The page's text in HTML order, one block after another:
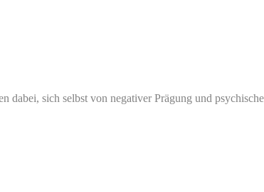
sich selbst von negativer Prägung und